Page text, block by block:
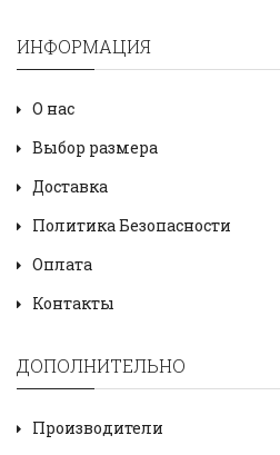
ИНФОРМАЦИЯ
О нас
Выбор размера
Доставка
Политика Безопасности
Оплата
Контакты
ДОПОЛНИТЕЛЬНО
Производители